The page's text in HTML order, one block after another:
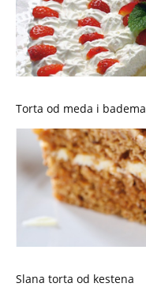
Torta od meda i badema
Slana torta od kestena